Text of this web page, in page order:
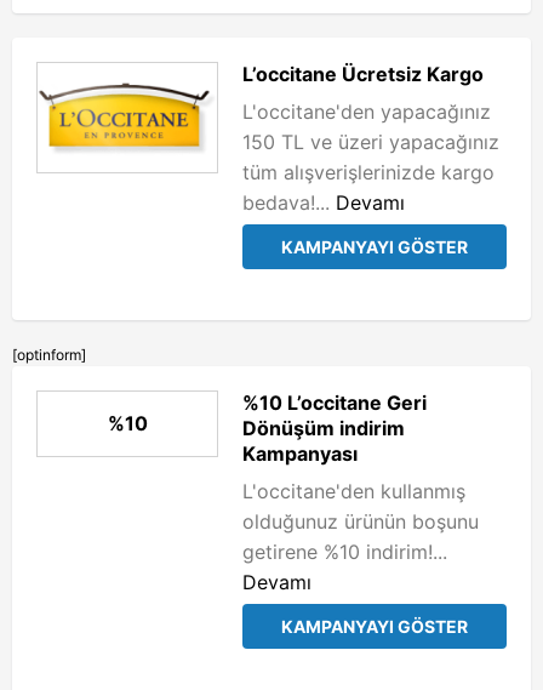
L’occitane Ücretsiz Kargo
L'occitane'den yapacağınız
150 TL ve üzeri yapacağınız
tüm alışverişlerinizde kargo
bedava!... Devamı
KAMPANYAYI GÖSTER
[optinform]
%10
%10 L’occitane Geri
Dönüşüm indirim
Kampanyası
L'occitane'den kullanmış
olduğunuz ürünün boşunu
getirene %10 indirim!...
Devamı
KAMPANYAYI GÖSTER